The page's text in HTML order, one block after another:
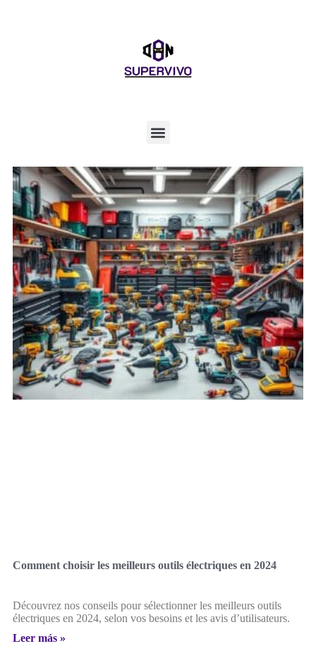
Comment choisir les meilleurs outils électriques en 2024
Découvrez nos conseils pour sélectionner les meilleurs outils
électriques en 2024, selon vos besoins et les avis d’utilisateurs.
Leer más »